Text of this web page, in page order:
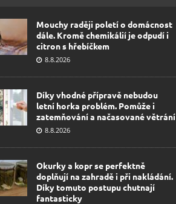
Mouchy raději poletí o domácnost
dále. Kromě chemikálií je odpudí i
citron s hřebíčkem
8.8.2026
Díky vhodné přípravě nebudou
letní horka problém. Pomůže i
zatemňování a načasované větrání
8.8.2026
Okurky a kopr se perfektně
doplňují na zahradě i při nakládání.
Díky tomuto postupu chutnají
fantasticky